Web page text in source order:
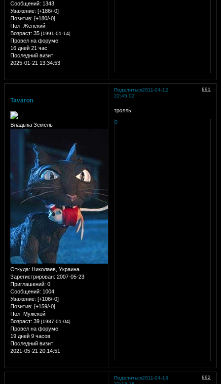
Сообщений: 1343
Уважение: [+186/-0]
Позитив: [+180/-0]
Пол: Женский
Возраст: 35 [1991-01-14]
Провел на форуме:
16 дней 21 час
Последний визит:
2025-01-21 13:34:53
Поделиться 891
2011-04-12
22:45:02
Tavaron
Владыка Земель
Откуда: Николаев, Украина
Зарегистрирован: 2007-05-23
Приглашений: 0
Сообщений: 1004
Уважение: [+106/-0]
Позитив: [+159/-0]
Пол: Мужской
Возраст: 39 [1987-01-04]
Провел на форуме:
19 дней 9 часов
Последний визит:
2021-05-21 20:14:51
тролль
0
Поделиться 892
2011-04-13